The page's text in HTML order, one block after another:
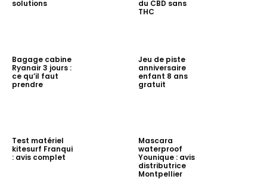
solutions
du CBD sans
THC
Bagage cabine
Ryanair 3 jours :
ce qu’il faut
prendre
Jeu de piste
anniversaire
enfant 8 ans
gratuit
Test matériel
kitesurf Franqui
: avis complet
Mascara
waterproof
Younique : avis
distributrice
Montpellier